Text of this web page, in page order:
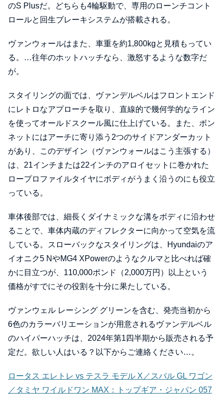
のS Plusだ。どちらも4輪駆動で、専用のローンチコント
ロールと回生ブレーキシステムが搭載される。
ヴァンウォールはまた、車重を約1,800kgと見積もってい
る。…往年のホットハッチなら、激怒するような数字だ
が。
スタイリングの面では、ヴァンデルベルはフロントエンド
にレトロなアプローチを取り、直線的で幾何学的なライン
を使ってオールドスクール風に仕上げている。また、ボン
ネットにはアーチに寄り添う2つのサイドアンダーカット
があり、このデザイン（ヴァンウォールはこう主張する）
は、21インチまたは22インチのアロイセットに巻かれた
ロープロファイルタイヤにボディがうまく沿うのにも役立
っている。
車体後部では、細長くダイナミックな溝をボディに沿わせ
ることで、車体内蔵のディフレクターに向かって空気を流
している。スローバックなスタイリングは、Hyundaiのア
イオニク5 NやMG4 XPowerのようなクルマと比べれば確
かに目立つが、110,000ポンド（2,000万円）以上という
価格がすでにその役割を十分に果たしている。
ヴァンウェル レーシング グリーンを含む、発売当初から
6色のカラーバリエーションが用意されるヴァンデルベル
のハイパーハッチは、2024年第1四半期から販売される予
定だ。欲しい人はいる？以下からご連絡ください…。
ロータス エレトレ vs テスラ モデル X／スバル GL ワゴン
／タミヤ ワイルドワン MAX：トップギア・ジャパン 057